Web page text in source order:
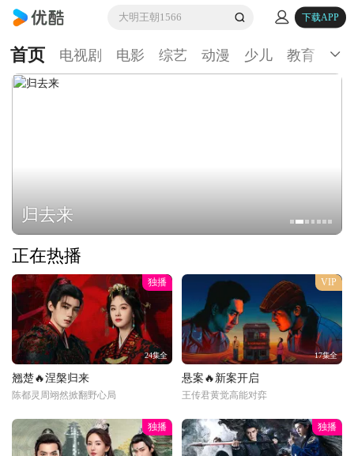
大明王朝1566 下载APP
首页 电视剧 电影 综艺 动漫 少儿 教育 生
归去来
正在热播
独播
24集全
翘楚🔥涅槃归来
陈都灵周翊然掀翻野心局
VIP
17集全
悬案🔥新案开启
王传君黄觉高能对弈
独播 独播